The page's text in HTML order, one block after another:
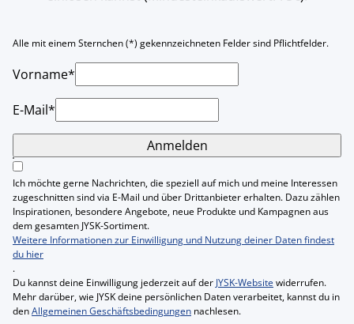
Alle mit einem Sternchen (*) gekennzeichneten Felder sind Pflichtfelder.
Vorname*
E-Mail*
Anmelden
Ich möchte gerne Nachrichten, die speziell auf mich und meine Interessen
zugeschnitten sind via E-Mail und über Drittanbieter erhalten. Dazu zählen
Inspirationen, besondere Angebote, neue Produkte und Kampagnen aus
dem gesamten JYSK-Sortiment.
Weitere Informationen zur Einwilligung und Nutzung deiner Daten findest
du hier
.
Du kannst deine Einwilligung jederzeit auf der JYSK-Website widerrufen.
Mehr darüber, wie JYSK deine persönlichen Daten verarbeitet, kannst du in
denAllgemeinen Geschäftsbedingungen nachlesen.